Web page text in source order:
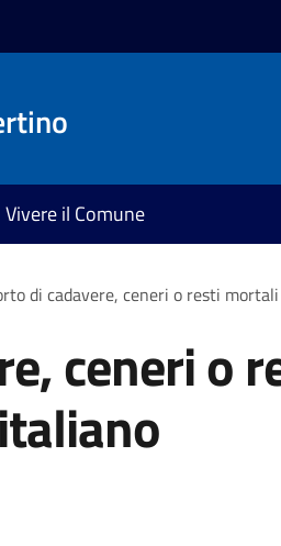
Vivere il Comune
di cadavere, ceneri o resti
ceneri o